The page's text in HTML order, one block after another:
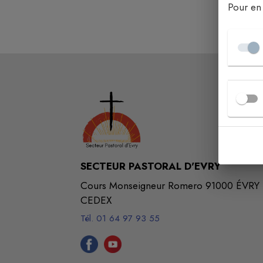
SECTEUR PASTORAL D'EVRY
Cours Monseigneur Romero 91000 ÉVRY
CEDEX
Tél. 01 64 97 93 55
Pour